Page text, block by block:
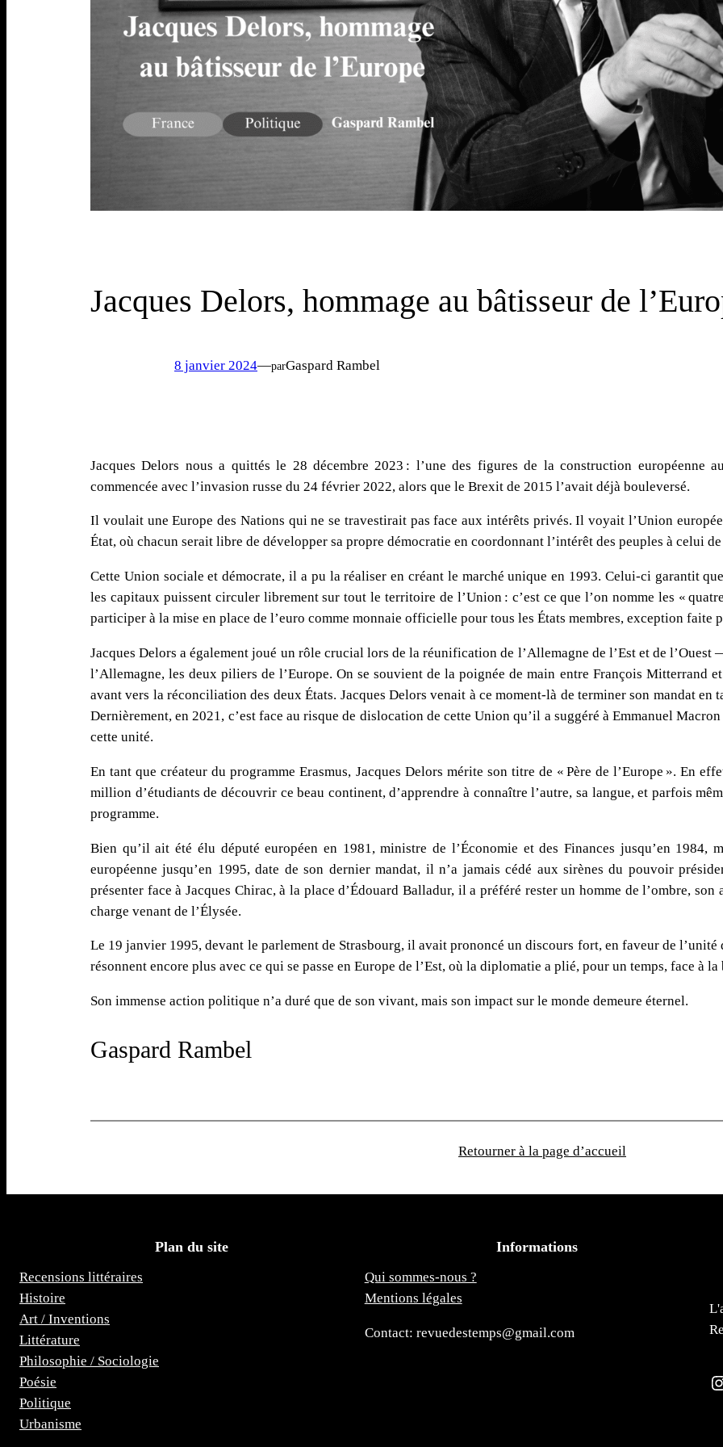
Jacques Delors, hommage au bâtisseur de
8 janvier 2024—parGaspard Rambel
Jacques Delors nous a quittés le 28 décembre 2023 : l’une des figures de la construction européenne
commencée avec l’invasion russe du 24 février 2022, alors que le Brexit de 2015 l’avait déjà bouleversé.
Il voulait une Europe des Nations qui ne se travestirait pas face aux intérêts privés. Il voyait l’Union
État, où chacun serait libre de développer sa propre démocratie en coordonnant l’intérêt des peuples à celui
Cette Union sociale et démocrate, il a pu la réaliser en créant le marché unique en 1993. Celui-ci garantit
les capitaux puissent circuler librement sur tout le territoire de l’Union : c’est ce que l’on nomme les «
participer à la mise en place de l’euro comme monnaie officielle pour tous les États membres, exception faite
Jacques Delors a également joué un rôle crucial lors de la réunification de l’Allemagne de l’Est et de
l’Allemagne, les deux piliers de l’Europe. On se souvient de la poignée de main entre François Mitterrand
avant vers la réconciliation des deux États. Jacques Delors venait à ce moment-là de terminer son mandat en
Dernièrement, en 2021, c’est face au risque de dislocation de cette Union qu’il a suggéré à Emmanuel
cette unité.
En tant que créateur du programme Erasmus, Jacques Delors mérite son titre de « Père de l’Europe ». En
million d’étudiants de découvrir ce beau continent, d’apprendre à connaître l’autre, sa langue, et parfois
programme.
Bien qu’il ait été élu député européen en 1981, ministre de l’Économie et des Finances jusqu’en 1984,
européenne jusqu’en 1995, date de son dernier mandat, il n’a jamais cédé aux sirènes du pouvoir
présenter face à Jacques Chirac, à la place d’Édouard Balladur, il a préféré rester un homme de l’ombre,
charge venant de l’Élysée.
Le 19 janvier 1995, devant le parlement de Strasbourg, il avait prononcé un discours fort, en faveur de l’unité
résonnent encore plus avec ce qui se passe en Europe de l’Est, où la diplomatie a plié, pour un temps, face à la
Son immense action politique n’a duré que de son vivant, mais son impact sur le monde demeure éternel.
Gaspard Rambel
Retourner à la page d’accueil
Plan du site
Recensions littéraires
Histoire
Art / Inventions
Littérature
Philosophie / Sociologie
Poésie
Politique
Urbanisme
Informations
Qui sommes-nous ?
Mentions légales
Contact: revuedestemps@gmail.com